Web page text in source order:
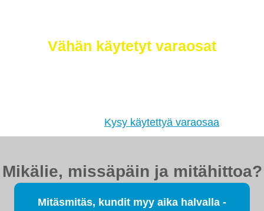
Vähän käytetyt varaosat
Kysy käytettyä varaosaa
Mikälie, missäpäin ja mitähittoa?
Mitäsmitäs, kundit myy aika halvalla -